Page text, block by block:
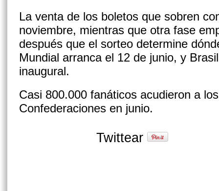
La venta de los boletos que sobren
noviembre, mientras que otra fase
después que el sorteo determine
Mundial arranca el 12 de junio, y
inaugural.
Casi 800.000 fanáticos acudieron a
Confederaciones en junio.
Twittear